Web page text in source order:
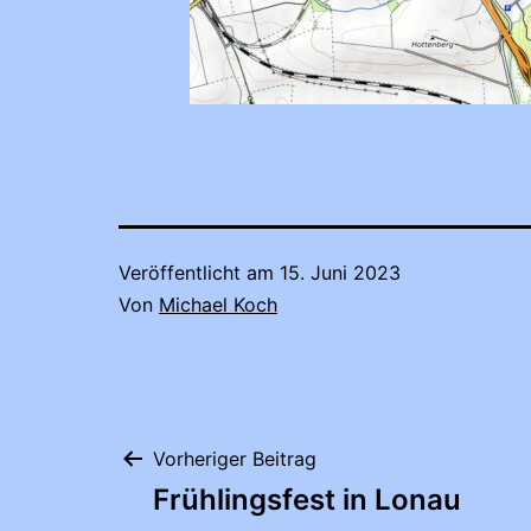
Veröffentlicht am 15. Juni 2023
Von Michael Koch
Vorheriger Beitrag
Frühlingsfest in Lonau